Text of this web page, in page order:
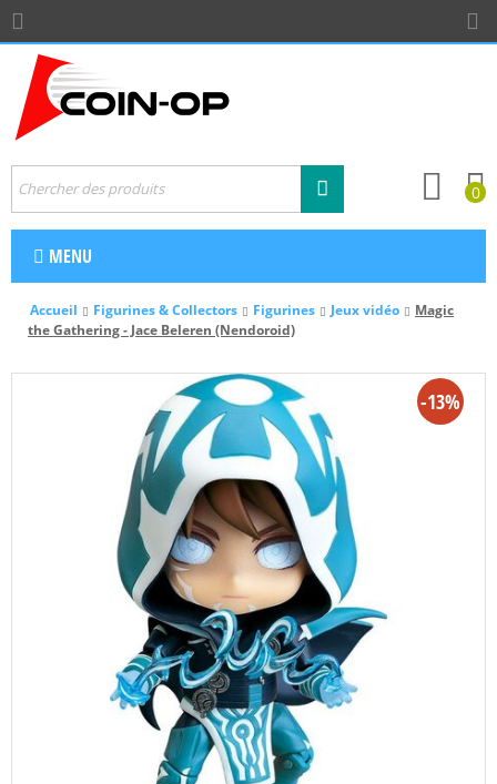
0
MENU
Accueil Figurines & Collectors Figurines Jeux vidéo
Magic
the Gathering - Jace Beleren (Nendoroid)
-13%